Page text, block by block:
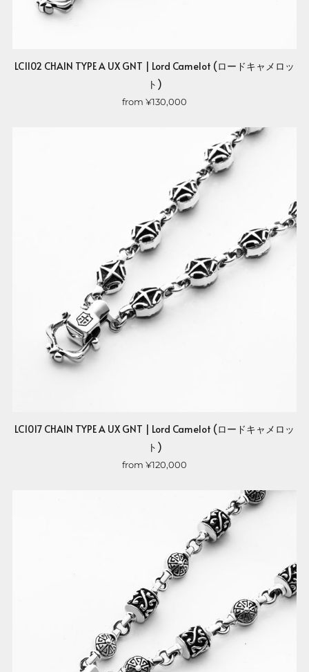
LC1102 CHAIN TYPE A UX GNT | Lord Camelot (ロードキャメロッ
ト)
from ¥130,000
LC1017 CHAIN TYPE A UX GNT | Lord Camelot (ロードキャメロッ
ト)
from ¥120,000